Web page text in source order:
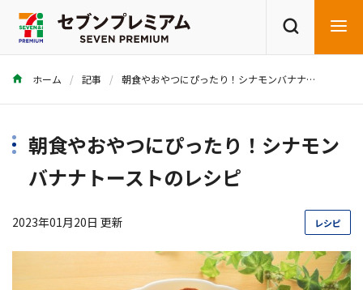
商品を探す レシピを探す
ホーム 記事 朝食やおやつにぴったり！シナモンバナナトーストのレシピ
朝食やおやつにぴったり！シナモン
バナナトーストのレシピ
2023年01月20日 更新 レシピ